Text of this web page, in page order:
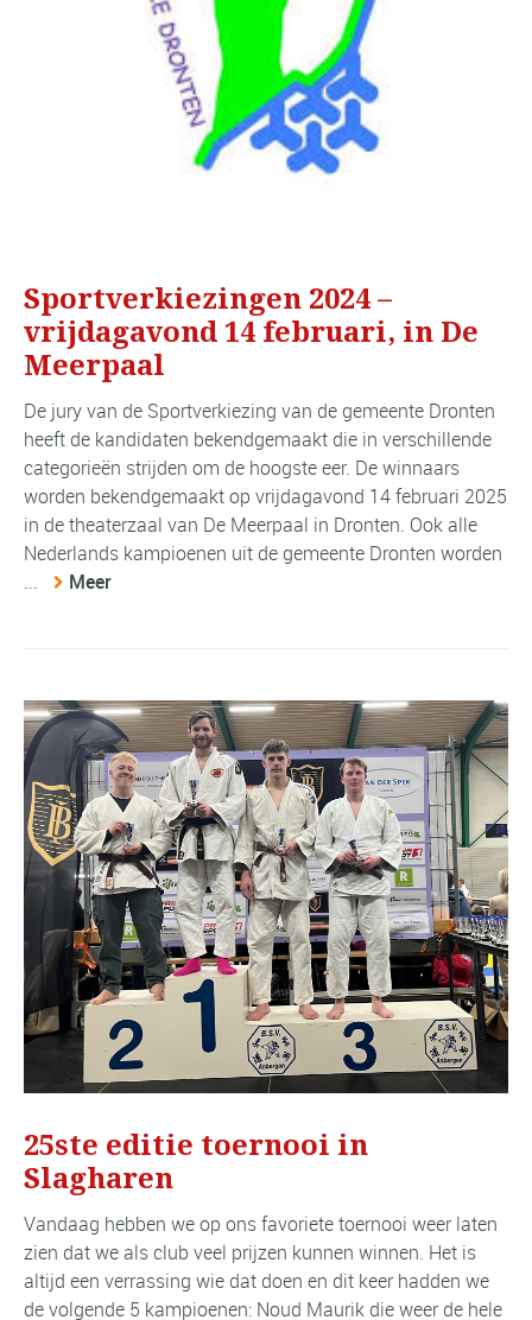
Sportverkiezingen 2024 –
vrijdagavond 14 februari, in De
Meerpaal
De jury van de Sportverkiezing van de gemeente Dronten
heeft de kandidaten bekendgemaakt die in verschillende
categorieën strijden om de hoogste eer. De winnaars
worden bekendgemaakt op vrijdagavond 14 februari 2025
in de theaterzaal van De Meerpaal in Dronten. Ook alle
Nederlands kampioenen uit de gemeente Dronten worden
...
Meer
25ste editie toernooi in
Slagharen
Vandaag hebben we op ons favoriete toernooi weer laten
zien dat we als club veel prijzen kunnen winnen. Het is
altijd een verrassing wie dat doen en dit keer hadden we
de volgende 5 kampioenen: Noud Maurik die weer de hele